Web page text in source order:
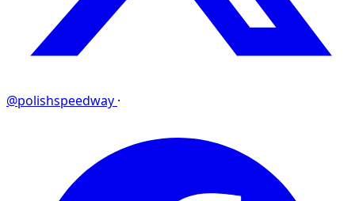
@polishspeedway ·